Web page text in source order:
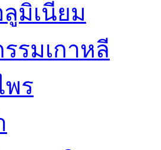
มิเนียม
รมเกาหลี
พร